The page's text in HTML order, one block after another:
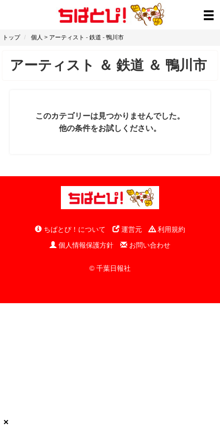
トップ 個人 > アーティスト - 鉄道 - 鴨川市
アーティスト ＆ 鉄道 ＆ 鴨川市
このカテゴリーは見つかりませんでした。
他の条件をお試しください。
ちばとぴ！について 運営元
利用規約
個人情報保護方針
お問い合わせ
© 千葉日報社
×